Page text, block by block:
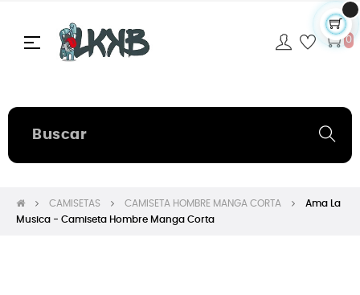
Navegación
☰ 0
CAMISETAS CAMISETA HOMBRE MANGA CORTA
Ama La
Musica - Camiseta Hombre Manga Corta